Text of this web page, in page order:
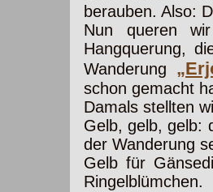
berauben. Also:
Nun queren
Hangquerung,
Wanderung
schon gemacht
Damals stellten
Gelb, gelb, gelb:
der Wanderung
Gelb für
Ringelblümchen.